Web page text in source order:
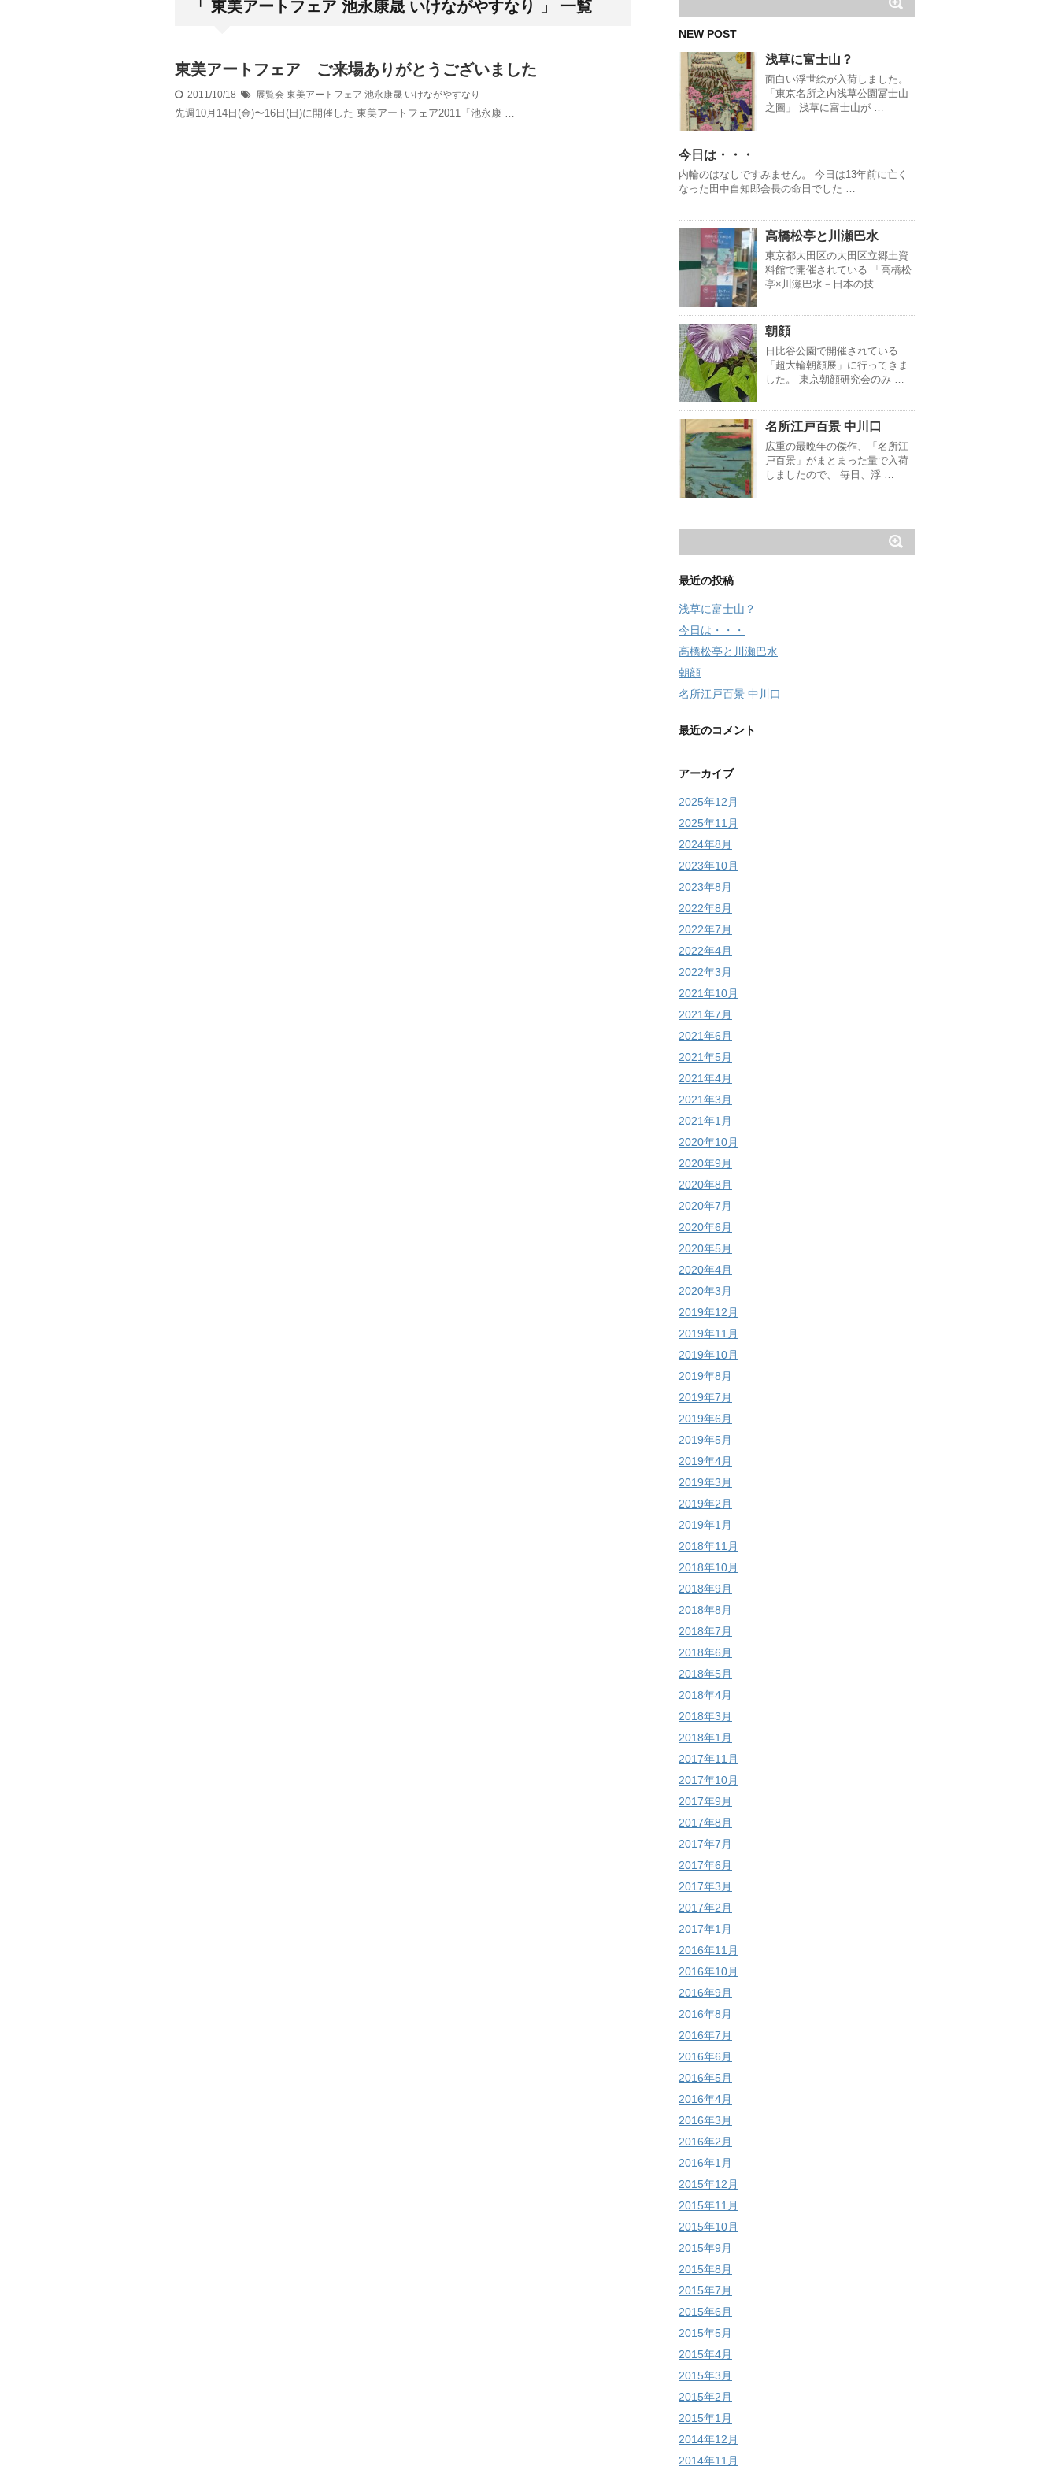
「 東美アートフェア 池永康晟 いけながやすなり 」 一覧
東美アートフェア ご来場ありがとうございました
2011/10/18 展覧会 東美アートフェア 池永康晟 いけながやすなり
先週10月14日(金)〜16日(日)に開催した 東美アートフェア2011『池永康 …
NEW POST
浅草に富士山？
面白い浮世絵が入荷しました。
「東京名所之内浅草公園冨士山
之圖」 浅草に富士山が …
今日は・・・
内輪のはなしですみません。 今日は13年前に亡く
なった田中自知郎会長の命日でした …
高橋松亭と川瀬巴水
東京都大田区の大田区立郷土資
料館で開催されている 「高橋松
亭×川瀬巴水－日本の技 …
朝顔
日比谷公園で開催されている
「超大輪朝顔展」に行ってきま
した。 東京朝顔研究会のみ …
名所江戸百景 中川口
広重の最晩年の傑作、「名所江
戸百景」がまとまった量で入荷
しましたので、 毎日、浮 …
最近の投稿
浅草に富士山？
今日は・・・
高橋松亭と川瀬巴水
朝顔
名所江戸百景 中川口
最近のコメント
アーカイブ
2025年12月
2025年11月
2024年8月
2023年10月
2023年8月
2022年8月
2022年7月
2022年4月
2022年3月
2021年10月
2021年7月
2021年6月
2021年5月
2021年4月
2021年3月
2021年1月
2020年10月
2020年9月
2020年8月
2020年7月
2020年6月
2020年5月
2020年4月
2020年3月
2019年12月
2019年11月
2019年10月
2019年8月
2019年7月
2019年6月
2019年5月
2019年4月
2019年3月
2019年2月
2019年1月
2018年11月
2018年10月
2018年9月
2018年8月
2018年7月
2018年6月
2018年5月
2018年4月
2018年3月
2018年1月
2017年11月
2017年10月
2017年9月
2017年8月
2017年7月
2017年6月
2017年3月
2017年2月
2017年1月
2016年11月
2016年10月
2016年9月
2016年8月
2016年7月
2016年6月
2016年5月
2016年4月
2016年3月
2016年2月
2016年1月
2015年12月
2015年11月
2015年10月
2015年9月
2015年8月
2015年7月
2015年6月
2015年5月
2015年4月
2015年3月
2015年2月
2015年1月
2014年12月
2014年11月